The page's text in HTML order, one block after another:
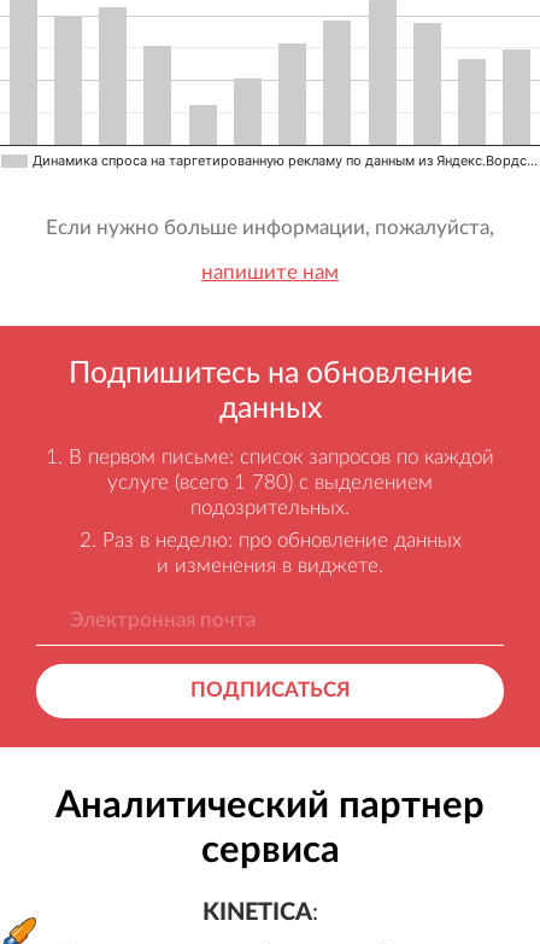
Динамика спроса на таргетированную рекламу по данным из Яндекс.Вордс…
Если нужно больше информации, пожалуйста,
напишите нам
Подпишитесь на обновление
данных
В первом письме: список запросов по каждой
услуге (всего 1 780) с выделением
подозрительных.
Раз в неделю: про обновление данных
и изменения в виджете.
ПОДПИСАТЬСЯ
Аналитический партнер
сервиса
KINETICA:
Генерация лидов, бесплатный